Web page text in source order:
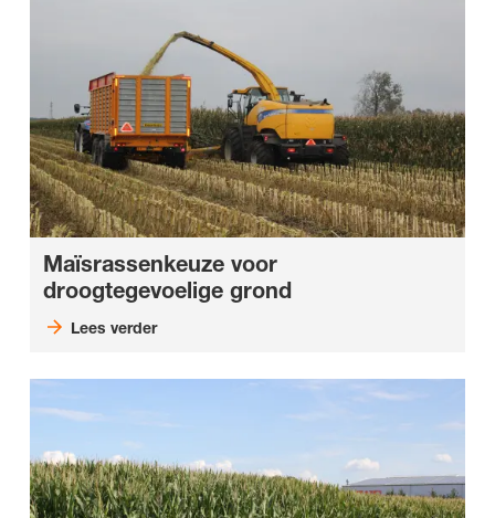
Maïsrassenkeuze voor
droogtegevoelige grond
Lees verder